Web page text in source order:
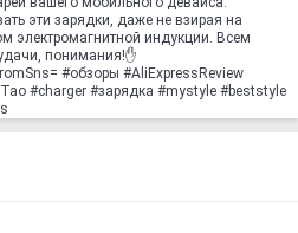
эти зарядки, даже не взирая на
электромагнитной индукции. Всем
понимания!✋
#обзоры #AliExpressReview
#charger #зарядка #mystyle #beststуle